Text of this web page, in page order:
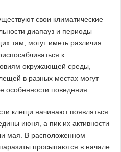
свои климатические
диапауз и периоды
там, могут иметь различия.
к
окружающей среды,
в разных местах могут
особенности поведения.
клещи начинают появляться
июня, а пик их активности
мая. В расположенном
просыпаются в начале